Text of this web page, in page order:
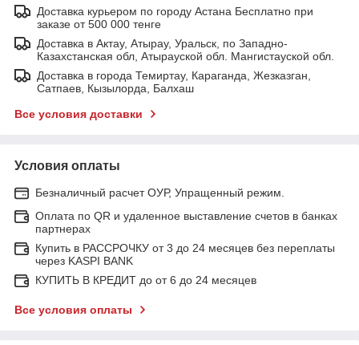
Доставка курьером по городу Астана Бесплатно при
заказе от 500 000 тенге
Доставка в Актау, Атырау, Уральск, по Западно-
Казахстанская обл, Атырауской обл. Мангистауской обл.
Доставка в города Темиртау, Караганда, Жезказган,
Сатпаев, Кызылорда, Балхаш
Все условия доставки
Условия оплаты
Безналичный расчет ОУР, Упращенный режим.
Оплата по QR и удаленное выставление счетов в банках
партнерах
Купить в РАССРОЧКУ от 3 до 24 месяцев без переплаты
через KASPI BANK
КУПИТЬ В КРЕДИТ до от 6 до 24 месяцев
Все условия оплаты